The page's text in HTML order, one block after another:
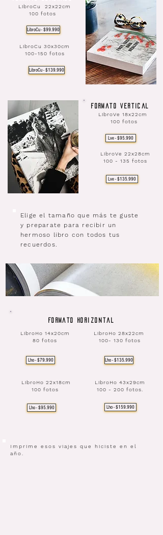
LibroCu 22x22cm
100 fotos
LibroCu - $99.990
LibroCu 30x30cm
100-150 fotos
LibroCu - $139.990
Formato Vertical
LibroVe 18x22cm
100 fotos
Lve - $95.990
LibroVe 22x28cm
100 - 135 fotos
Lve - $135.990
Elige el tamaño que más te guste
y preparate para recibir un
hermoso libro con todos tus
recuerdos.
Formato horizontal
LibroHo 14x20cm
80 fotos
Lho - $79.990
LibroHo 22x18cm
100 fotos
Lho - $95.990
LibroHo 28x22cm
100- 130 fotos
Lho - $135.990
LibroHo 43x29cm
100 - 200 fotos.
Lho - $159.990
Imprime esos viajes que hiciste en el
año.